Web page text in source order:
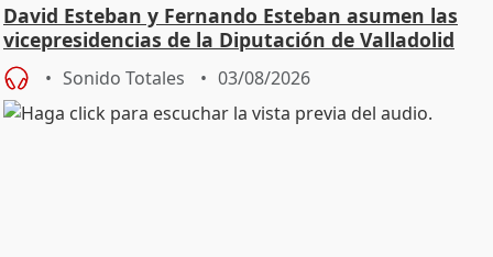
David Esteban y Fernando Esteban asumen las
vicepresidencias de la Diputación de Valladolid
Sonido Totales 03/08/2026